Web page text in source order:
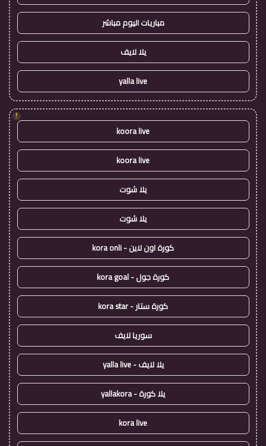
مباريات اليوم مباشر
يلا لايف
yalla live
!
koora live
koora live
يلا شوت
يلا شوت
كورة اون لاين - kora onli
كورة جول - kora goal
كورة ستار - kora star
سوريا لايف
يلا لايف - yalla live
يلا كورة - yallakora
kora live